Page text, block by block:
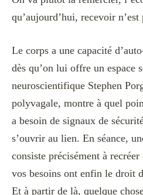
qu’aujourd’hui, recevoir
Le corps a une capacité
dès qu’on lui offre un espace
neuroscientifique Stephen
polyvagale, montre à quel
a besoin de signaux de
s’ouvrir au lien. En séance,
consiste précisément à
vos besoins ont enfin le droit
Et à partir de là, quelque